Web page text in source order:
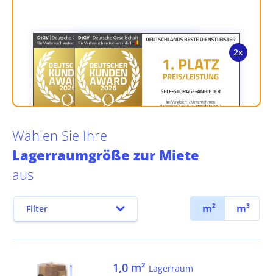
Wählen Sie Ihre
Lagerraumgröße zur Miete
aus
Filter m² m³
1,0 m² Lagerraum